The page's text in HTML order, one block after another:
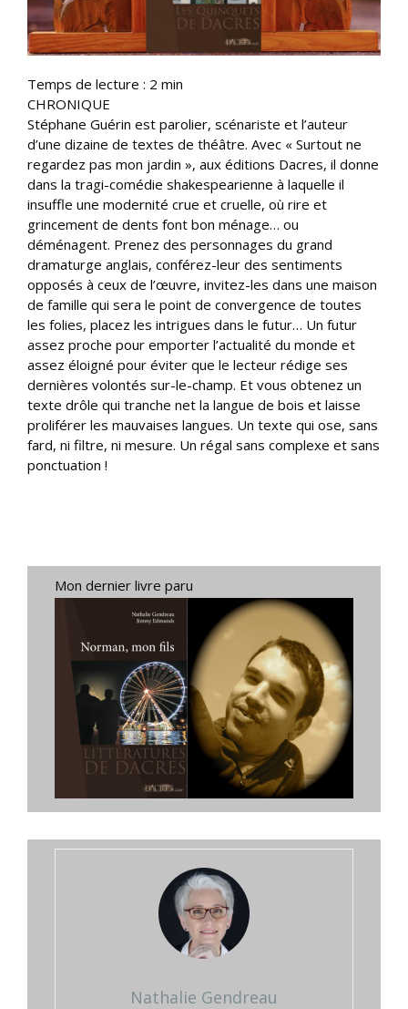
Temps de lecture : 2 min
CHRONIQUE
Stéphane Guérin est parolier, scénariste et l’auteur
d’une dizaine de textes de théâtre. Avec « Surtout ne
regardez pas mon jardin », aux éditions Dacres, il donne
dans la tragi-comédie shakespearienne à laquelle il
insuffle une modernité crue et cruelle, où rire et
grincement de dents font bon ménage… ou
déménagent. Prenez des personnages du grand
dramaturge anglais, conférez-leur des sentiments
opposés à ceux de l’œuvre, invitez-les dans une maison
de famille qui sera le point de convergence de toutes
les folies, placez les intrigues dans le futur… Un futur
assez proche pour emporter l’actualité du monde et
assez éloigné pour éviter que le lecteur rédige ses
dernières volontés sur-le-champ. Et vous obtenez un
texte drôle qui tranche net la langue de bois et laisse
proliférer les mauvaises langues. Un texte qui ose, sans
fard, ni filtre, ni mesure. Un régal sans complexe et sans
ponctuation !
Mon dernier livre paru
Nathalie Gendreau